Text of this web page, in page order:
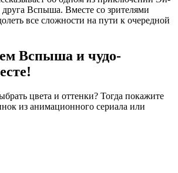
Вспыша. Вместе со зрителями
все сложности на пути к очередной
Вспыша и чудо-
цвета и оттенки? Тогда покажите
из анимационного сериала или